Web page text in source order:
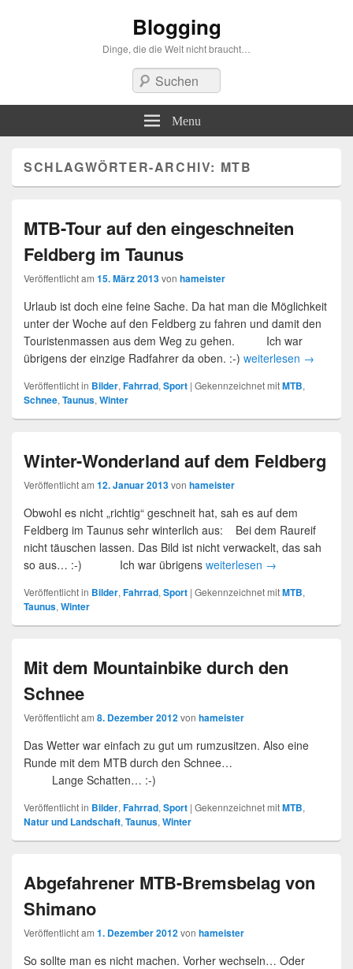
Blogging
Dinge, die die Welt nicht braucht…
Suchen
Menu
SCHLAGWÖRTER-ARCHIV: MTB
MTB-Tour auf den eingeschneiten
Feldberg im Taunus
Veröffentlicht am 15. März 2013von hameister
Urlaub ist doch eine feine Sache. Da hat man die Möglichkeit
unter der Woche auf den Feldberg zu fahren und damit den
Touristenmassen aus dem Weg zu gehen. Ich war
übrigens der einzige Radfahrer da oben. :-) weiterlesen →
Veröffentlicht in Bilder, Fahrrad, Sport | Gekennzeichnet mitMTB,
Schnee, Taunus, Winter
Winter-Wonderland auf dem Feldberg
Veröffentlicht am 12. Januar 2013von hameister
Obwohl es nicht „richtig“ geschneit hat, sah es auf dem
Feldberg im Taunus sehr winterlich aus: Bei dem Raureif
nicht täuschen lassen. Das Bild ist nicht verwackelt, das sah
so aus… :-) Ich war übrigens weiterlesen →
Veröffentlicht in Bilder, Fahrrad, Sport | Gekennzeichnet mitMTB,
Taunus, Winter
Mit dem Mountainbike durch den
Schnee
Veröffentlicht am 8. Dezember 2012von hameister
Das Wetter war einfach zu gut um rumzusitzen. Also eine
Runde mit dem MTB durch den Schnee…
Lange Schatten… :-)
Veröffentlicht in Bilder, Fahrrad, Sport | Gekennzeichnet mitMTB,
Natur und Landschaft, Taunus, Winter
Abgefahrener MTB-Bremsbelag von
Shimano
Veröffentlicht am 1. Dezember 2012von hameister
So sollte man es nicht machen. Vorher wechseln… Oder